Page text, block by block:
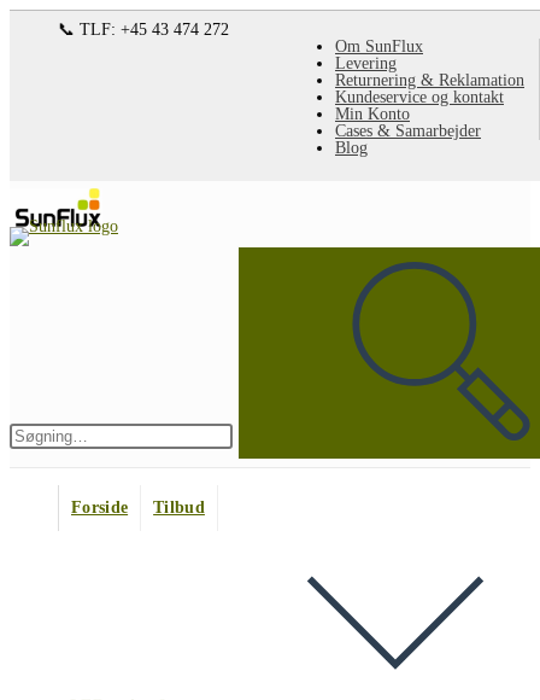
Om SunFlux
Levering
Returnering & Reklamation
Kundeservice og kontakt
Min Konto
Cases & Samarbejder
Blog
📞 TLF: +45 43 474 272
Forside
Tilbud